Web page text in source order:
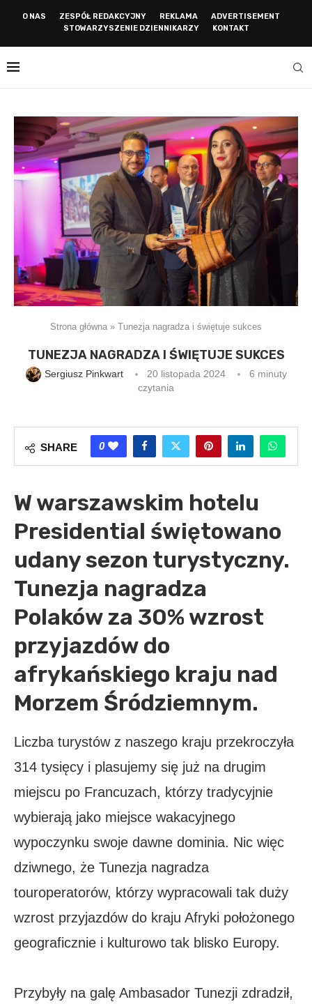
O NAS ZESPÓŁ REDAKCYJNY REKLAMA
ADVERTISEMENT
STOWARZYSZENIE DZIENNIKARZY
KONTAKT
Strona główna » Tunezja nagradza i świętuje sukces
TUNEZJA NAGRADZA I ŚWIĘTUJE SUKCES
Sergiusz Pinkwart 20 listopada 2024
6 minuty
czytania
SHARE 0
W warszawskim hotelu
Presidential świętowano
udany sezon turystyczny.
Tunezja nagradza
Polaków za 30% wzrost
przyjazdów do
afrykańskiego kraju nad
Morzem Śródziemnym.
Liczba turystów z naszego kraju przekroczyła
314 tysięcy i plasujemy się już na drugim
miejscu po Francuzach, którzy tradycyjnie
wybierają jako miejsce wakacyjnego
wypoczynku swoje dawne dominia. Nic więc
dziwnego, że Tunezja nagradza
touroperatorów, którzy wypracowali tak duży
wzrost przyjazdów do kraju Afryki położonego
geograficznie i kulturowo tak blisko Europy.
Przybyły na galę Ambasador Tunezji zdradził,